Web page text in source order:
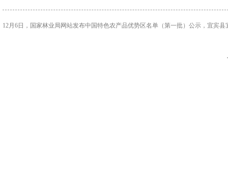
12月6日，国家林业局网站发布中国特色农产品优势区名单（第一批）公示，宜宾